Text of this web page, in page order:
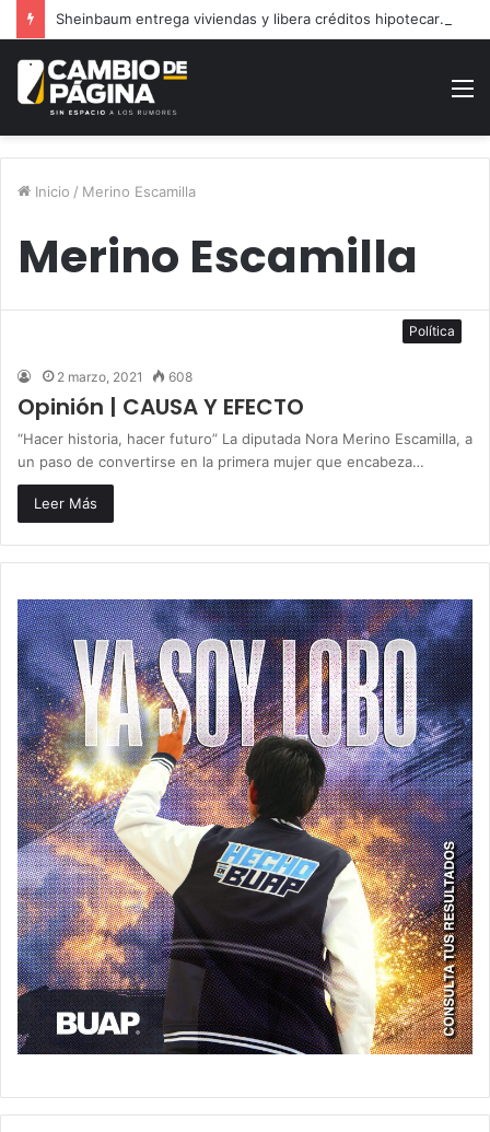
Sheinbaum entrega viviendas y libera créditos hipotecarios en Puebla
Inicio / Merino Escamilla
Merino Escamilla
Política
2 marzo, 2021 608
Opinión | CAUSA Y EFECTO
“Hacer historia, hacer futuro” La diputada Nora Merino Escamilla, a
un paso de convertirse en la primera mujer que encabeza…
Leer Más